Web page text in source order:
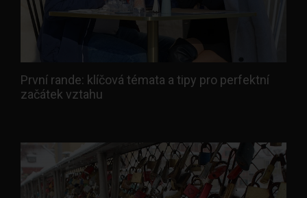
První rande: klíčová témata a tipy pro perfektní
začátek vztahu